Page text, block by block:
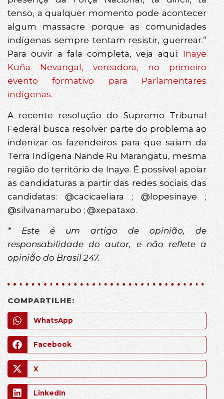
tenso, a qualquer momento pode acontecer
algum massacre porque as comunidades
indígenas sempre tentam resistir, guerrear.”
Para ouvir a fala completa, veja aqui: Inaye
Kuña Nevangal, vereadora, no primeiro
evento formativo para Parlamentares
indígenas.
A recente resolução do Supremo Tribunal
Federal busca resolver parte do problema ao
indenizar os fazendeiros para que saiam da
Terra Indígena Nande Ru Marangatu, mesma
região do território de Inaye. É possível apoiar
as candidaturas a partir das redes sociais das
candidatas: @cacicaeliara ; @lopesinaye ;
@silvanamarubo ; @xepataxo.
* Este é um artigo de opinião, de
responsabilidade do autor, e não reflete a
opinião do Brasil 247.
COMPARTILHE:
WhatsApp
Facebook
X
LinkedIn